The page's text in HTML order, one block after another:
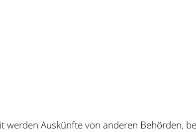
werden Auskünfte von anderen Behörden,